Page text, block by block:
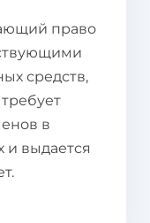
право
средств,
в
и выдается